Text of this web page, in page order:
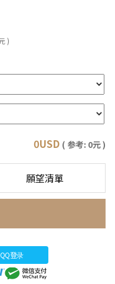
)
0USD ( 参考: 0元 )
願望清單
QQ登录